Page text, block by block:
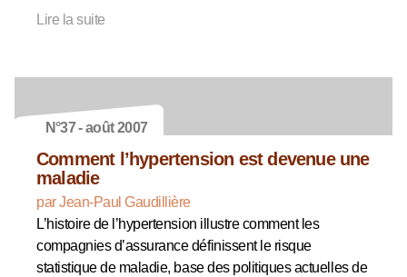
Lire la suite
N°37 - août 2007
Comment l’hypertension est devenue une
maladie
par Jean-Paul Gaudillière
L’histoire de l’hypertension illustre comment les
compagnies d’assurance définissent le risque
statistique de maladie, base des politiques actuelles de